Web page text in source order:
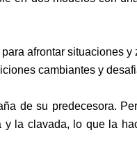
afrontar situaciones y
cambiantes y
de su predecesora.
la clavada, lo que la